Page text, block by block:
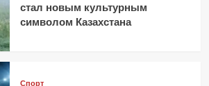
стал новым культурным
символом Казахстана
Спорт